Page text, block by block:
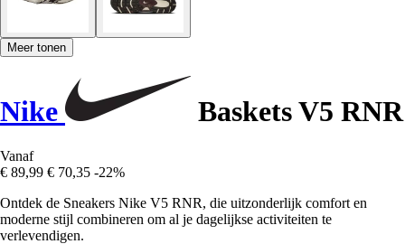
Meer tonen
Nike Baskets V5 RNR
Vanaf
€ 89,99 € 70,35 -22%
Ontdek de Sneakers Nike V5 RNR, die uitzonderlijk comfort en
moderne stijl combineren om al je dagelijkse activiteiten te
verlevendigen.